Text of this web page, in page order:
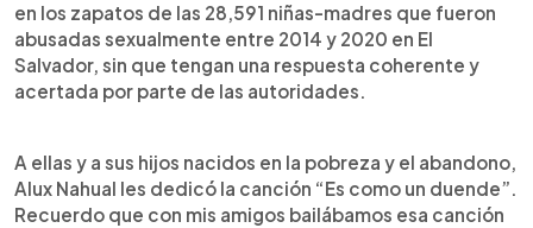
en los zapatos de las 28,591 niñas-madres que fueron
abusadas sexualmente entre 2014 y 2020 en El
Salvador, sin que tengan una respuesta coherente y
acertada por parte de las autoridades.
A ellas y a sus hijos nacidos en la pobreza y el abandono,
Alux Nahual les dedicó la canción “Es como un duende”.
Recuerdo que con mis amigos bailábamos esa canción